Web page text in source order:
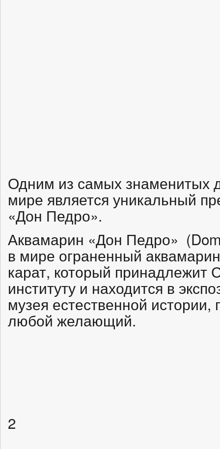
Одним из самых знаменитых
мире является уникальный
«Дон Педро».
Аквамарин «Дон Педро»
в мире ограненный
карат, который принадлежит
институту и находится в
музея естественной истории,
любой желающий.
2